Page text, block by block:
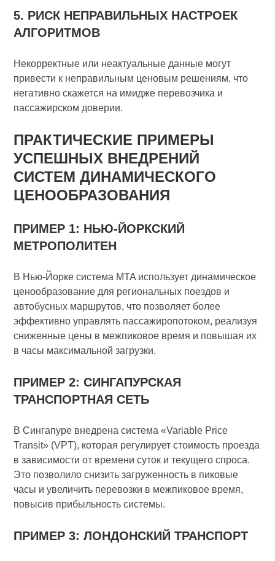
5. РИСК НЕПРАВИЛЬНЫХ НАСТРОЕК
АЛГОРИТМОВ
Некорректные или неактуальные данные могут
привести к неправильным ценовым решениям, что
негативно скажется на имидже перевозчика и
пассажирском доверии.
ПРАКТИЧЕСКИЕ ПРИМЕРЫ
УСПЕШНЫХ ВНЕДРЕНИЙ
СИСТЕМ ДИНАМИЧЕСКОГО
ЦЕНООБРАЗОВАНИЯ
ПРИМЕР 1: НЬЮ-ЙОРКСКИЙ
МЕТРОПОЛИТЕН
В Нью-Йорке система MTA использует динамическое
ценообразование для региональных поездов и
автобусных маршрутов, что позволяет более
эффективно управлять пассажиропотоком, реализуя
сниженные цены в межпиковое время и повышая их
в часы максимальной загрузки.
ПРИМЕР 2: СИНГАПУРСКАЯ
ТРАНСПОРТНАЯ СЕТЬ
В Сингапуре внедрена система «Variable Price
Transit» (VPT), которая регулирует стоимость проезда
в зависимости от времени суток и текущего спроса.
Это позволило снизить загруженность в пиковые
часы и увеличить перевозки в межпиковое время,
повысив прибыльность системы.
ПРИМЕР 3: ЛОНДОНСКИЙ ТРАНСПОРТ